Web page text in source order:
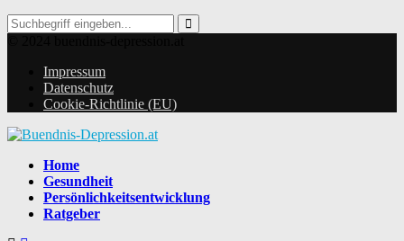
Search
for:
Search
Impressum
Datenschutz
Cookie-Richtlinie (EU)
Home
Gesundheit
Persönlichkeitsentwicklung
Ratgeber